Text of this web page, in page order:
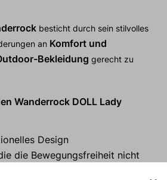
besticht durch sein stilvolles
an Komfort und
Bekleidung gerecht zu
Wanderrock DOLL Lady
Design
die Bewegungsfreiheit nicht